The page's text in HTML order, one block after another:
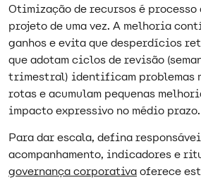
Otimização de recursos é processo
projeto de uma vez. A melhoria
ganhos e evita que desperdícios
que adotam ciclos de revisão
trimestral) identificam problemas
rotas e acumulam pequenas
impacto expressivo no médio prazo.
Para dar escala, defina
acompanhamento, indicadores e
governança corporativaoferece